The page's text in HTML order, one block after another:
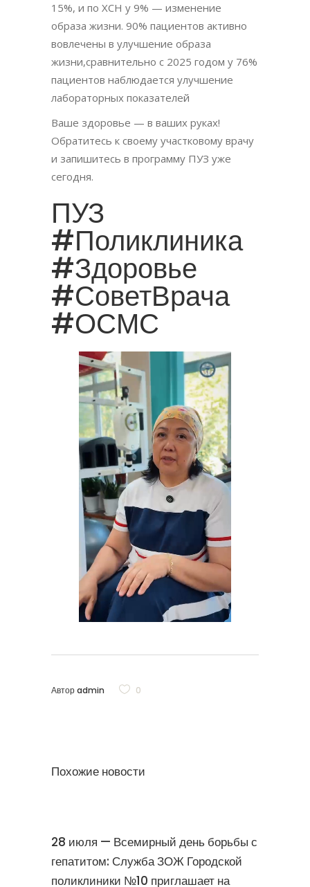
15%, и по ХСН у 9% — изменение
образа жизни. 90% пациентов активно
вовлечены в улучшение образа
жизни,сравнительно с 2025 годом у 76%
пациентов наблюдается улучшение
лабораторных показателей
Ваше здоровье — в ваших руках!
Обратитесь к своему участковому врачу
и запишитесь в программу ПУЗ уже
сегодня.
ПУЗ
#Поликлиника
#Здоровье
#СоветВрача
#ОСМС
Авторadmin 0
Похожие новости
28 июля — Всемирный день борьбы с
гепатитом: Служба ЗОЖ Городской
поликлиники №10 приглашает на